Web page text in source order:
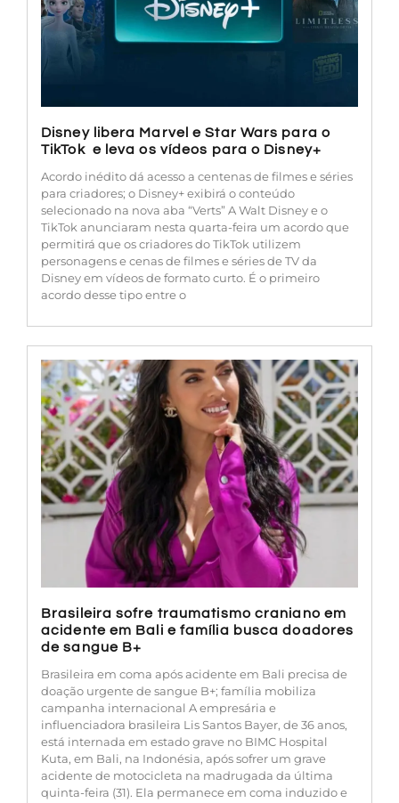
Disney libera Marvel e Star Wars para o
TikTok e leva os vídeos para o Disney+
Acordo inédito dá acesso a centenas de filmes e séries
para criadores; o Disney+ exibirá o conteúdo
selecionado na nova aba “Verts” A Walt Disney e o
TikTok anunciaram nesta quarta-feira um acordo que
permitirá que os criadores do TikTok utilizem
personagens e cenas de filmes e séries de TV da
Disney em vídeos de formato curto. É o primeiro
acordo desse tipo entre o
Brasileira sofre traumatismo craniano em
acidente em Bali e família busca doadores
de sangue B+
Brasileira em coma após acidente em Bali precisa de
doação urgente de sangue B+; família mobiliza
campanha internacional A empresária e
influenciadora brasileira Lis Santos Bayer, de 36 anos,
está internada em estado grave no BIMC Hospital
Kuta, em Bali, na Indonésia, após sofrer um grave
acidente de motocicleta na madrugada da última
quinta-feira (31). Ela permanece em coma induzido e